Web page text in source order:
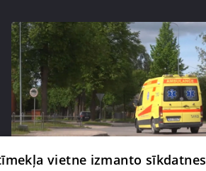
vietne izmanto sīkdatnes